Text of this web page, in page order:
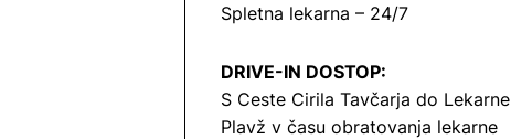
Spletna lekarna – 24/7
DRIVE-IN DOSTOP:
S Ceste Cirila Tavčarja do Lekarne
Plavž v času obratovanja lekarne